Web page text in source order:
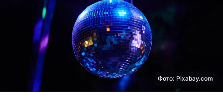
Фото: Pixabay.com